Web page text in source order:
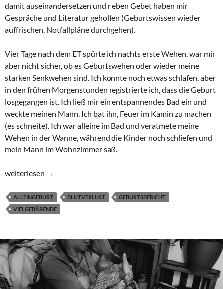
damit auseinandersetzen und neben Gebet haben mir
Gespräche und Literatur geholfen (Geburtswissen wieder
auffrischen, Notfallpläne durchgehen).
Vier Tage nach dem ET spürte ich nachts erste Wehen, war mir
aber nicht sicher, ob es Geburtswehen oder wieder meine
starken Senkwehen sind. Ich konnte noch etwas schlafen, aber
in den frühen Morgenstunden registrierte ich, dass die Geburt
losgegangen ist. Ich ließ mir ein entspannendes Bad ein und
weckte meinen Mann. Ich bat ihn, Feuer im Kamin zu machen
(es schneite). Ich war alleine im Bad und veratmete meine
Wehen in der Wanne, während die Kinder noch schliefen und
mein Mann im Wohnzimmer saß.
Schnelle & intensive Wassergeburt unseres 7. Kindes – die 5.
weiterlesen →
ALLEINGEBURT BLUTVERLUST
GEBURTSBERICHT
VIELGEBÄRENDE